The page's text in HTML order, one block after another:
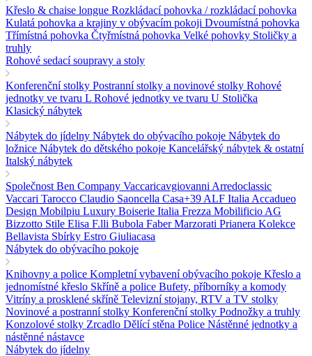
Křeslo & chaise longue Rozkládací pohovka / rozkládací pohovka
Kulatá pohovka a krajiny v obývacím pokoji Dvoumístná pohovka
Třímístná pohovka Čtyřmístná pohovka Velké pohovky Stoličky a
truhly
Rohové sedací soupravy a stoly
Konferenční stolky Postranní stolky a novinové stolky Rohové
jednotky ve tvaru L Rohové jednotky ve tvaru U Stolička
Klasický nábytek
Nábytek do jídelny Nábytek do obývacího pokoje Nábytek do
ložnice Nábytek do dětského pokoje Kancelářský nábytek & ostatní
Italský nábytek
Společnost Ben Company Vaccaricavgiovanni Arredoclassic
Vaccari Tarocco Claudio Saoncella Casa+39 ALF Italia Accadueo
Design Mobilpiu Luxury Boiserie Italia Frezza Mobilificio AG
Bizzotto Stile Elisa F.lli Bubola FaberMarzorati Prianera Kolekce
Bellavista Sbírky Estro Giuliacasa
Nábytek do obývacího pokoje
Knihovny a police Kompletní vybavení obývacího pokoje Křeslo a
jednomístné křeslo Skříně a police Bufety, příborníky a komody
Vitríny a prosklené skříně Televizní stojany, RTV a TV stolky
Novinové a postranní stolky Konferenční stolky Podnožky a truhly
Konzolové stolky Zrcadlo Dělící stěna Police Nástěnné jednotky a
nástěnné nástavce
Nábytek do jídelny